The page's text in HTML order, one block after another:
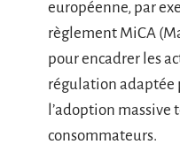
européenne, par
règlement MiCA
pour encadrer les
régulation adaptée
l’adoption
consommateurs.